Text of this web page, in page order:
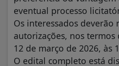
eventual processo
Os interessados deverão
autorizações, nos
12 de março de 2026, às
O edital completo está